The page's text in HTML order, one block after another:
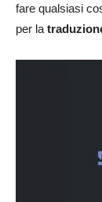
fare qualsiasi
per la